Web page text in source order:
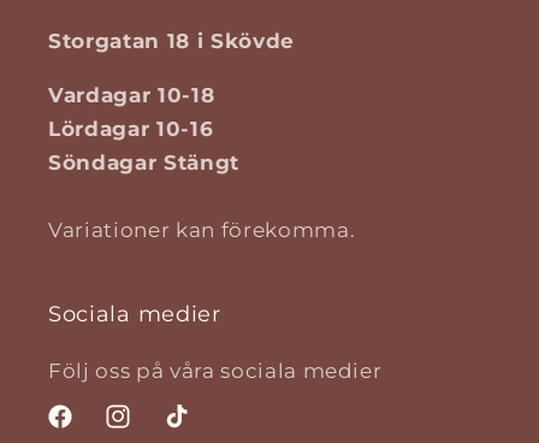
Storgatan 18 i Skövde
Vardagar 10-18
Lördagar 10-16
Söndagar Stängt
Variationer kan förekomma.
Sociala medier
Följ oss på våra sociala medier
FacebookInstagramTikTok